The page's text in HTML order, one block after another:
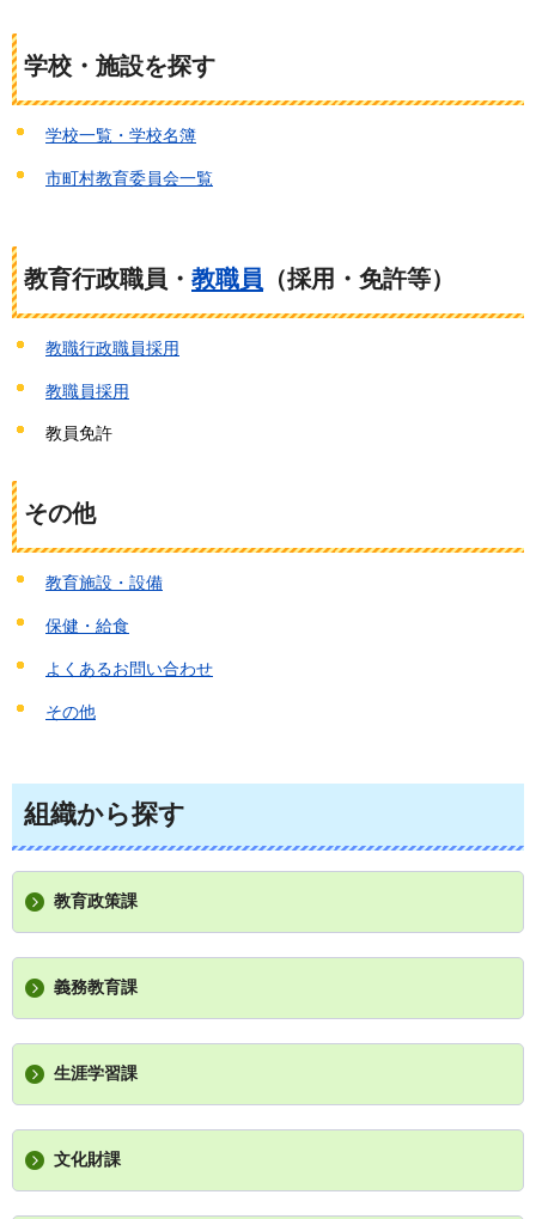
学校・施設を探す
学校一覧・学校名簿
市町村教育委員会一覧
教育行政職員・ 教職員 （採用・免許等）
教職行政職員採用
教職員採用
教員免許
その他
教育施設・設備
保健・給食
よくあるお問い合わせ
その他
組織から探す
教育政策課
義務教育課
生涯学習課
文化財課